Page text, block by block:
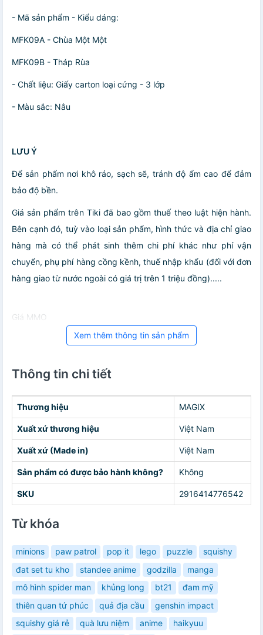
- Mã sản phẩm - Kiểu dáng:
MFK09A - Chùa Một Một
MFK09B - Tháp Rùa
- Chất liệu: Giấy carton loại cứng - 3 lớp
- Màu sắc: Nâu
LƯU Ý
Để sản phẩm nơi khô ráo, sạch sẽ, tránh độ ẩm cao để đảm
bảo độ bền.
Giá sản phẩm trên Tiki đã bao gồm thuế theo luật hiện hành.
Bên cạnh đó, tuỳ vào loại sản phẩm, hình thức và địa chỉ giao
hàng mà có thể phát sinh thêm chi phí khác như phí vận
chuyển, phụ phí hàng cồng kềnh, thuế nhập khẩu (đối với đơn
hàng giao từ nước ngoài có giá trị trên 1 triệu đồng).....
Giá MMO
Xem thêm thông tin sản phẩm
Thông tin chi tiết
Thương hiệu MAGIX
Xuất xứ thương hiệu Việt Nam
Xuất xứ (Made in) Việt Nam
Sản phẩm có được bảo hành không? Không
SKU 2916414776542
Từ khóa
minions paw patrol pop it lego puzzle
squishy
đat set tu kho
standee anime godzilla
manga
mô hình spider man
khủng long bt21
đam mỹ
thiên quan tứ phúc
quả địa cầu
genshin impact
squishy giá rẻ
quà lưu niệm anime
haikyuu